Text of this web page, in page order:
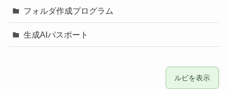
フォルダ作成プログラム
生成AIパスポート
ルビを表示